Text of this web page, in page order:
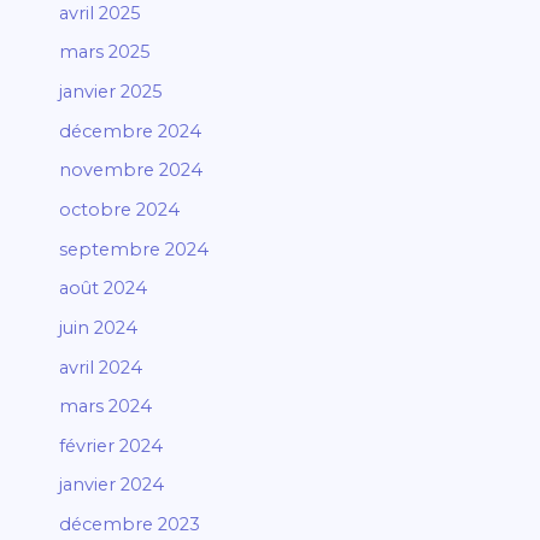
avril 2025
mars 2025
janvier 2025
décembre 2024
novembre 2024
octobre 2024
septembre 2024
août 2024
juin 2024
avril 2024
mars 2024
février 2024
janvier 2024
décembre 2023